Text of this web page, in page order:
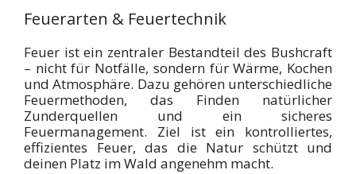
Feuerarten & Feuertechnik
Feuer ist ein zentraler Bestandteil des Bushcraft
– nicht für Notfälle, sondern für Wärme, Kochen
und Atmosphäre. Dazu gehören unterschiedliche
Feuermethoden, das Finden natürlicher
Zunderquellen und ein sicheres
Feuermanagement. Ziel ist ein kontrolliertes,
effizientes Feuer, das die Natur schützt und
deinen Platz im Wald angenehm macht.